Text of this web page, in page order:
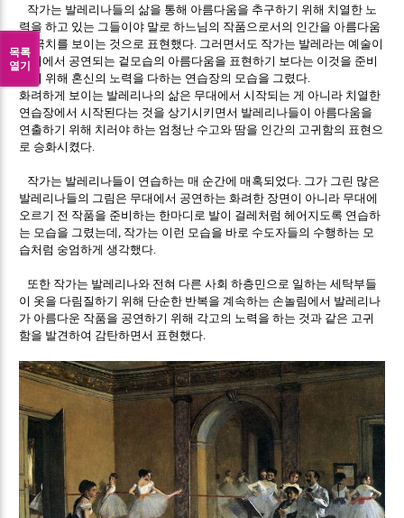
작가는 발레리나들의 삶을 통해 아름다움을 추구하기 위해 치열한 노
력을 하고 있는 그들이야 말로 하느님의 작품으로서의 인간을 아름다움
의 극치를 보이는 것으로 표현했다. 그러면서도 작가는 발레라는 예술이
무대에서 공연되는 겉모습의 아름다움을 표현하기 보다는 이것을 준비
하기 위해 혼신의 노력을 다하는 연습장의 모습을 그렸다.
화려하게 보이는 발레리나의 삶은 무대에서 시작되는 게 아니라 치열한
연습장에서 시작된다는 것을 상기시키면서 발레리나들이 아름다움을
연출하기 위해 치러야 하는 엄청난 수고와 땀을 인간의 고귀함의 표현으
로 승화시켰다.
작가는 발레리나들이 연습하는 매 순간에 매혹되었다. 그가 그린 많은
발레리나들의 그림은 무대에서 공연하는 화려한 장면이 아니라 무대에
오르기 전 작품을 준비하는 한마디로 발이 걸레처럼 헤어지도록 연습하
는 모습을 그렸는데, 작가는 이런 모습을 바로 수도자들의 수행하는 모
습처럼 숭엄하게 생각했다.
또한 작가는 발레리나와 전혀 다른 사회 하층민으로 일하는 세탁부들
이 옷을 다림질하기 위해 단순한 반복을 계속하는 손놀림에서 발레리나
가 아름다운 작품을 공연하기 위해 각고의 노력을 하는 것과 같은 고귀
함을 발견하여 감탄하면서 표현했다.
목록
열기